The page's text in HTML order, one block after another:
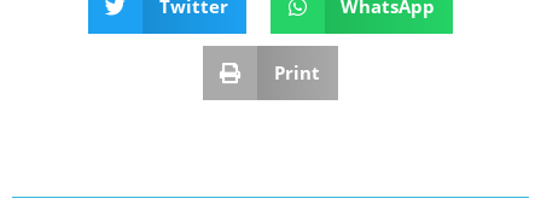
Twitter WhatsApp
Print